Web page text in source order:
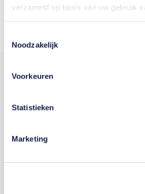
verzameld op basis van uw gebruik
Noodzakelijk
Voorkeuren
Statistieken
Marketing
Trotse
Staatsloterij is trotse
sportiefste land van de